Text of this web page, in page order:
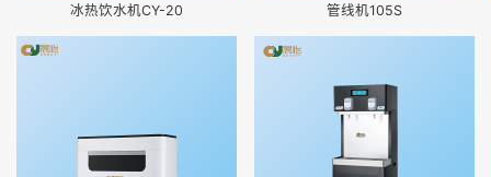
冰热饮水机CY-20 管线机105S